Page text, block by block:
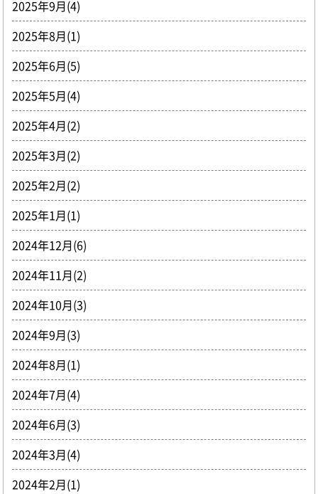
2025年9月(4)
2025年8月(1)
2025年6月(5)
2025年5月(4)
2025年4月(2)
2025年3月(2)
2025年2月(2)
2025年1月(1)
2024年12月(6)
2024年11月(2)
2024年10月(3)
2024年9月(3)
2024年8月(1)
2024年7月(4)
2024年6月(3)
2024年3月(4)
2024年2月(1)